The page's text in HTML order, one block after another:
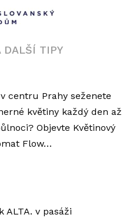
DALŠÍ TIPY
centru Prahy seženete
květiny každý den až
Objevte Květinový
Flow…
ALTA. v pasáži